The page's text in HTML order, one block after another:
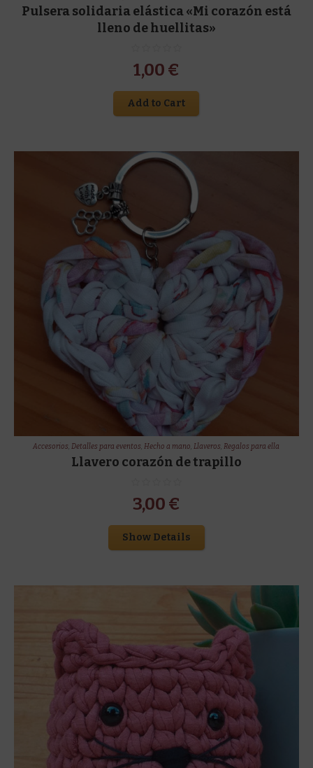
Pulsera solidaria elástica «Mi corazón está
lleno de huellitas»
1,00 €
Add to Cart
Accesorios,Detalles para eventos,Hecho a mano,Llaveros,Regalos para ella
Llavero corazón de trapillo
3,00 €
Show Details